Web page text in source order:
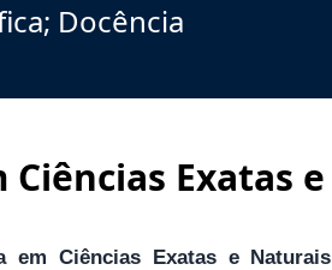
Docência
Exatas e
em Ciências Exatas e Naturais